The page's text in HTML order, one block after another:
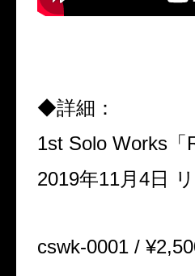
◆詳細：
1st Solo Works「
2019年11月4日
cswk-0001 /